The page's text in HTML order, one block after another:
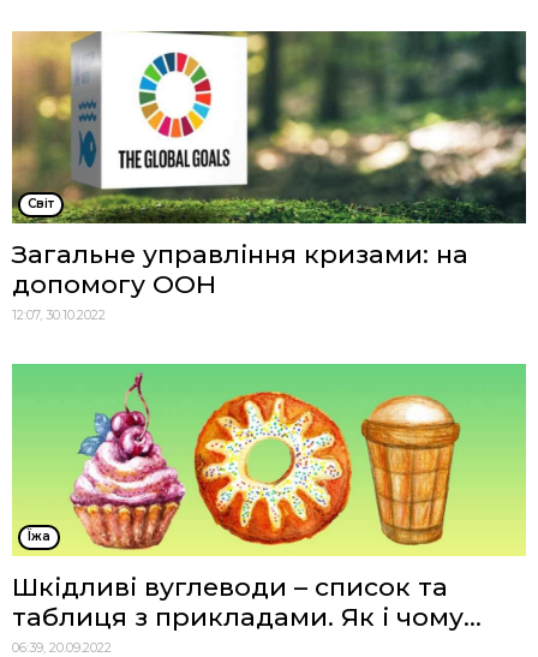
Cвіт
Загальне управління кризами: на
допомогу ООН
12:07, 30.10.2022
Їжа
Шкідливі вуглеводи – список та
таблиця з прикладами. Як і чому...
06:39, 20.09.2022